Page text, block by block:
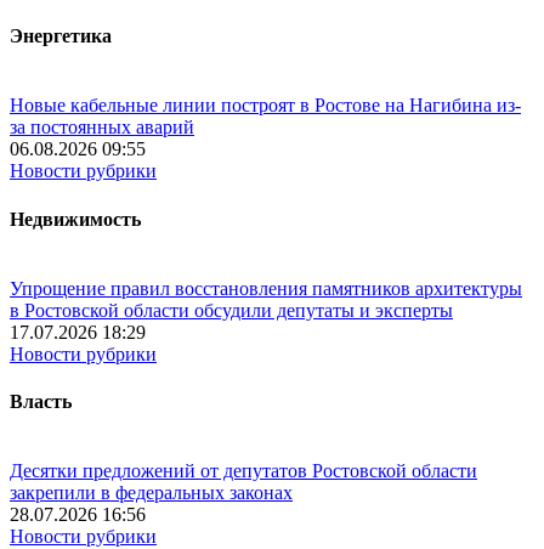
Энергетика
Новые кабельные линии построят в Ростове на Нагибина из-
за постоянных аварий
06.08.2026 09:55
Новости рубрики
Недвижимость
Упрощение правил восстановления памятников архитектуры
в Ростовской области обсудили депутаты и эксперты
17.07.2026 18:29
Новости рубрики
Власть
Десятки предложений от депутатов Ростовской области
закрепили в федеральных законах
28.07.2026 16:56
Новости рубрики